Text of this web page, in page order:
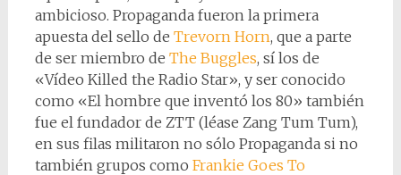
ambicioso. Propaganda fueron la primera
apuesta del sello de Trevorn Horn, que a parte
de ser miembro de The Buggles, sí los de
«Vídeo Killed the Radio Star», y ser conocido
como «El hombre que inventó los 80» también
fue el fundador de ZTT (léase Zang Tum Tum),
en sus filas militaron no sólo Propaganda si no
también grupos como Frankie Goes To